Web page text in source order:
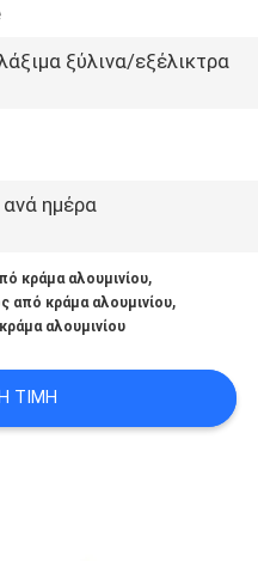
ξύλινα/εξέλικτρα
ανά ημέρα
κράμα αλουμινίου,
από κράμα αλουμινίου,
αλουμινίου
ΤΙΜΉ